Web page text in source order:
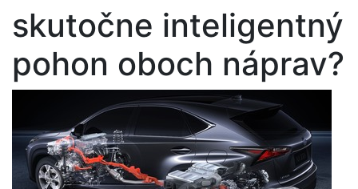
skutočne inteligentný
pohon oboch náprav?